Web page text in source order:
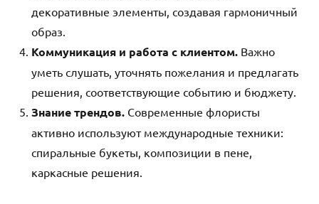
декоративные элементы, создавая гармоничный
образ.
Коммуникация и работа с клиентом. Важно
уметь слушать, уточнять пожелания и предлагать
решения, соответствующие событию и бюджету.
Знание трендов. Современные флористы
активно используют международные техники:
спиральные букеты, композиции в пене,
каркасные решения.